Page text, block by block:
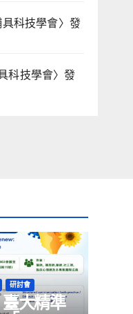
科技學會〉發
科技學會〉發
研討會
大精準